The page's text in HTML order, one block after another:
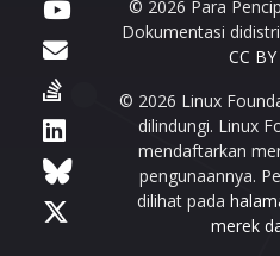
© 2026 Para
Dokumentasi
CC
© 2026 Linux
dilindungi. Linux
mendaftarkan
pengunaannya.
dilihat pada
merek